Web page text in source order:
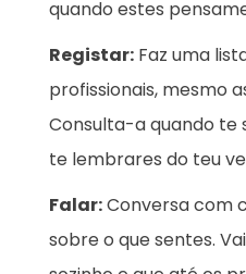
quando estes
Registar:Faz uma
profissionais, mesmo
Consulta-a quando te
te lembrares do teu
Falar:Conversa com
sobre o que sentes.